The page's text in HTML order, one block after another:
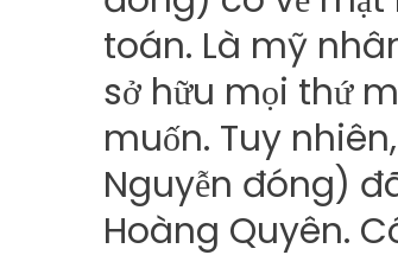
toán. Là mỹ
sở hữu mọi thứ
muốn. Tuy
Nguyễn đóng)
Hoàng Quyên.